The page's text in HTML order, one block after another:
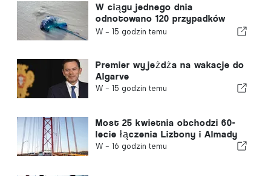
W ciągu jednego dnia
odnotowano 120 przypadków
użądleń przez meduzę z gatunku
W - 15 godzin temu
Premier wyjeżdża na wakacje do
Algarve
W - 15 godzin temu
Most 25 kwietnia obchodzi 60-
lecie łączenia Lizbony i Almady
W - 16 godzin temu